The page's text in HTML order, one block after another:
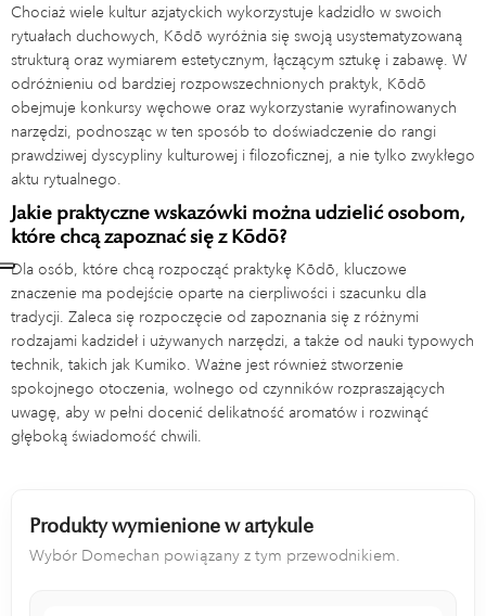
Chociaż wiele kultur azjatyckich wykorzystuje kadzidło w swoich
rytuałach duchowych, Kōdō wyróżnia się swoją usystematyzowaną
strukturą oraz wymiarem estetycznym, łączącym sztukę i zabawę. W
odróżnieniu od bardziej rozpowszechnionych praktyk, Kōdō
obejmuje konkursy węchowe oraz wykorzystanie wyrafinowanych
narzędzi, podnosząc w ten sposób to doświadczenie do rangi
prawdziwej dyscypliny kulturowej i filozoficznej, a nie tylko zwykłego
aktu rytualnego.
Jakie praktyczne wskazówki można udzielić osobom,
które chcą zapoznać się z Kōdō?
Dla osób, które chcą rozpocząć praktykę Kōdō, kluczowe
znaczenie ma podejście oparte na cierpliwości i szacunku dla
tradycji. Zaleca się rozpoczęcie od zapoznania się z różnymi
rodzajami kadzideł i używanych narzędzi, a także od nauki typowych
technik, takich jak Kumiko. Ważne jest również stworzenie
spokojnego otoczenia, wolnego od czynników rozpraszających
uwagę, aby w pełni docenić delikatność aromatów i rozwinąć
głęboką świadomość chwili.
Produkty wymienione w artykule
Wybór Domechan powiązany z tym przewodnikiem.